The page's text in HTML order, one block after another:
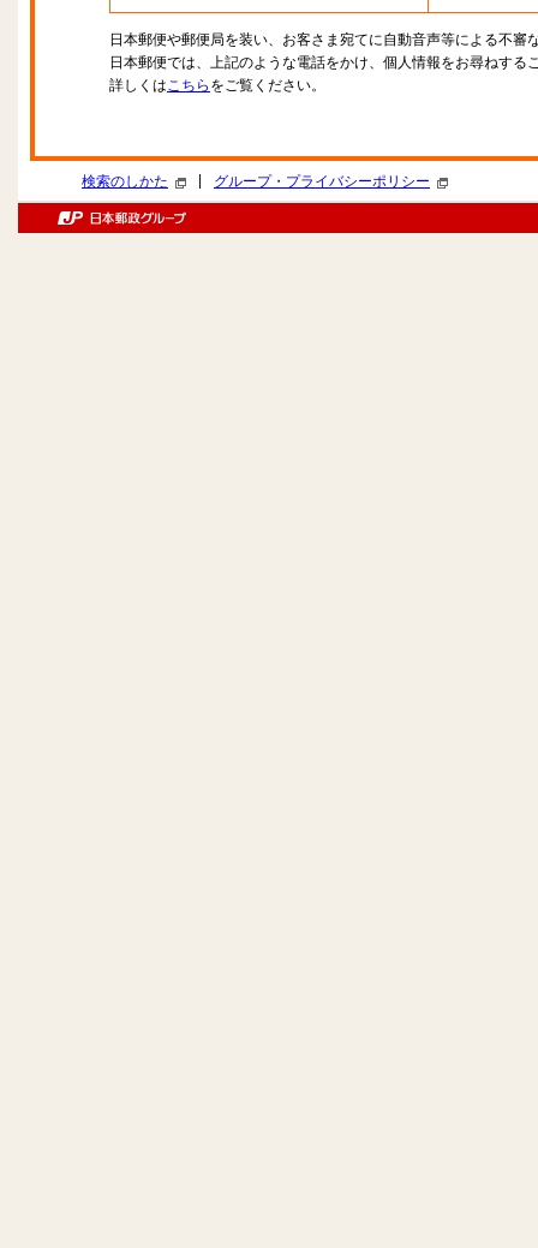
日本郵便や郵便局を装い、お客さま宛てに自動音声等による不審
日本郵便では、上記のような電話をかけ、個人情報をお尋ねする
詳しくはこちら をご覧ください。
検索のしかた グループ・プライバシーポリシー